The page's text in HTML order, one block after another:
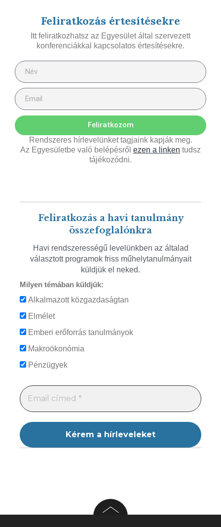
Feliratkozás értesítésekre
Itt feliratkozhatsz az Egyesület által szervezett
konferenciákkal kapcsolatos értesítésekre.
Feliratkozom
Rendszeres hírlevelünket tagjaink kapják meg.
Az Egyesületbe való belépésről ezen a linken tudsz
tájékozódni.
Feliratkozás a havi tanulmány
összefoglalónkra
Havi rendszerességű levelünkben az általad
választott programok friss műhelytanulmányait
küldjük el neked.
Milyen témában küldjük:
Alkalmazott közgazdaságtan
Elmélet
Emberi erőforrás tanulmányok
Makroökonómia
Pénzügyek